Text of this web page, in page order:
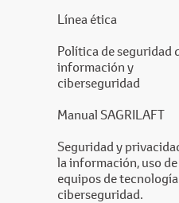
Línea ética
Política de seguridad
información y
ciberseguridad
Manual SAGRILAFT
Seguridad y
la información, uso
equipos de
ciberseguridad.